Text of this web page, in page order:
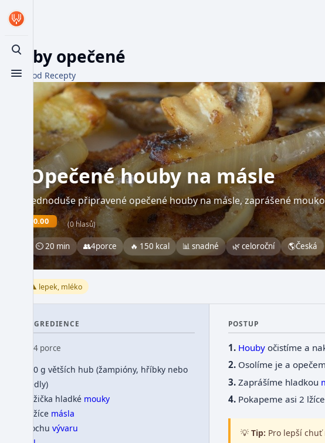
Toggle search
Toggle menu
Houby opečené
Z WikiFood Recepty
Opečené houby na másle
Jednoduše připravené opečené houby na másle, zaprášené
0.00 (0 hlasů)
⏲ 20 min 👥4porce 🔥 150 kcal 📊 snadné 🌿 celoroční 🌎Česká
⚠️ lepek, mléko
INGREDIENCE
👥 4 porce
500 g větších hub (žampióny, hříbky nebo
bedly)
1 lžička hladké mouky
1 lžíce másla
trochu vývaru
POSTUP
Houbyočistíme a
Osolíme je a
Zaprášíme hladkou
Pokapeme asi 2
💡Tip: Pro lepší